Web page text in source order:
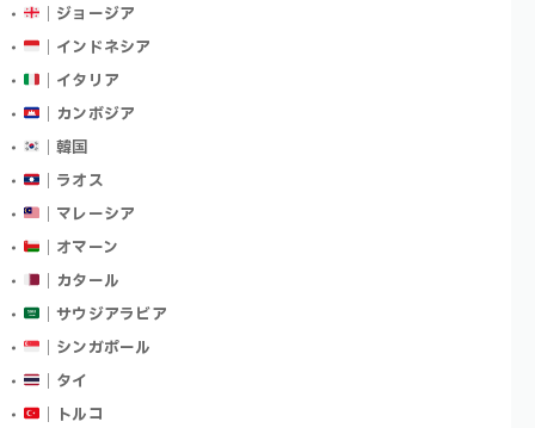
｜ジョージア
｜インドネシア
｜イタリア
｜カンボジア
｜韓国
｜ラオス
｜マレーシア
｜オマーン
｜カタール
｜サウジアラビア
｜シンガポール
｜タイ
｜トルコ